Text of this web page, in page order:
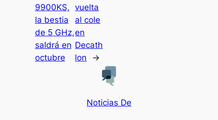
9900KS,
la bestia
de 5 GHz,
saldrá en
octubre
vuelta
al cole
en
Decath
lon
→
Noticias De